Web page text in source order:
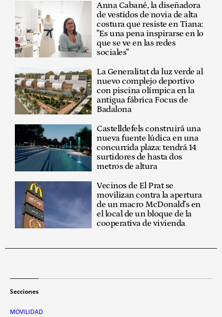
Anna Cabané, la diseñadora
de vestidos de novia de alta
costura que resiste en Tiana:
"Es una pena inspirarse en lo
que se ve en las redes
sociales"
La Generalitat da luz verde al
nuevo complejo deportivo
con piscina olímpica en la
antigua fábrica Focus de
Badalona
Castelldefels construirá una
nueva fuente lúdica en una
concurrida plaza: tendrá 14
surtidores de hasta dos
metros de altura
Vecinos de El Prat se
movilizan contra la apertura
de un macro McDonald's en
el local de un bloque de la
cooperativa de vivienda
Secciones
MOVILIDAD